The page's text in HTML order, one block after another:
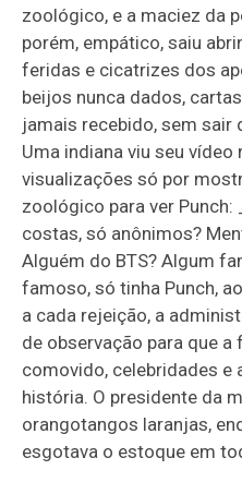
zoológico, e a maciez da
porém, empático, saiu
feridas e cicatrizes dos
beijos nunca dados,
jamais recebido, sem sair
Uma indiana viu seu
visualizações só por
zoológico para ver Punch:
costas, só anônimos?
Alguém do BTS? Algum
famoso, só tinha Punch,
a cada rejeição, a
de observação para que a
comovido, celebridades e
história. O presidente da
orangotangos laranjas,
esgotava o estoque em